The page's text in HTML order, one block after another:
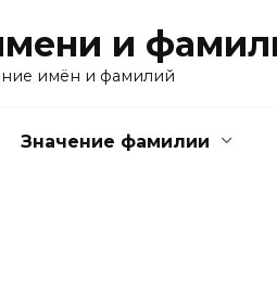
и
имён и фамилий
Значение фамилии